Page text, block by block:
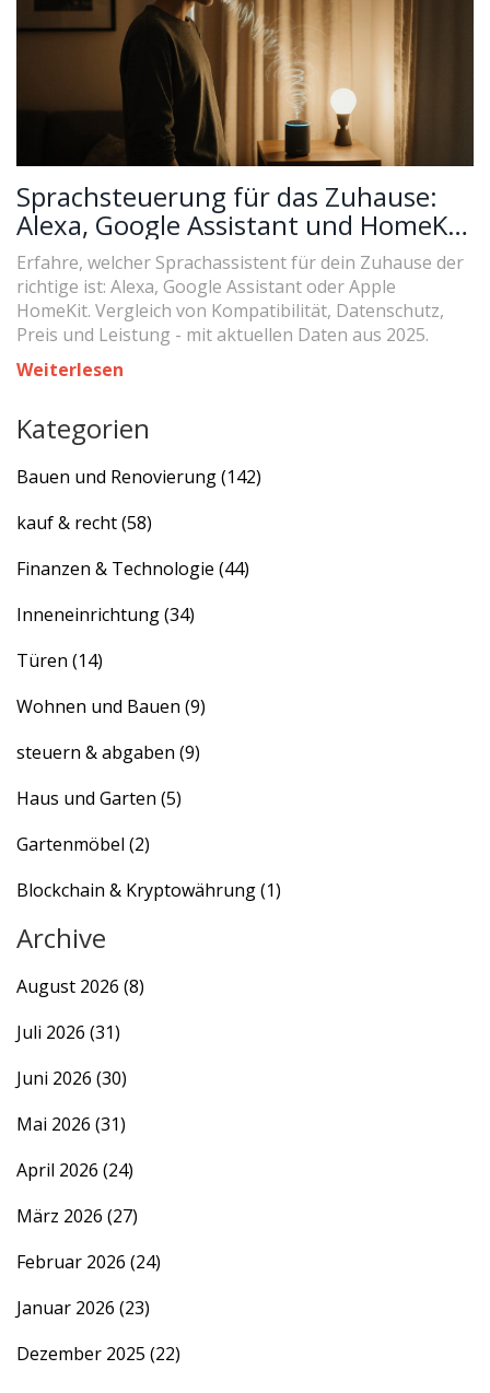
Sprachsteuerung für das Zuhause:
Alexa, Google Assistant und HomeKit
im Vergleich
Erfahre, welcher Sprachassistent für dein Zuhause der
richtige ist: Alexa, Google Assistant oder Apple
HomeKit. Vergleich von Kompatibilität, Datenschutz,
Preis und Leistung - mit aktuellen Daten aus 2025.
Weiterlesen
Kategorien
Bauen und Renovierung(142)
kauf & recht(58)
Finanzen & Technologie (44)
Inneneinrichtung(34)
Türen (14)
Wohnen und Bauen (9)
steuern & abgaben (9)
Haus und Garten (5)
Gartenmöbel (2)
Blockchain & Kryptowährung(1)
Archive
August 2026 (8)
Juli 2026 (31)
Juni 2026 (30)
Mai 2026 (31)
April 2026 (24)
März 2026 (27)
Februar 2026 (24)
Januar 2026 (23)
Dezember 2025 (22)